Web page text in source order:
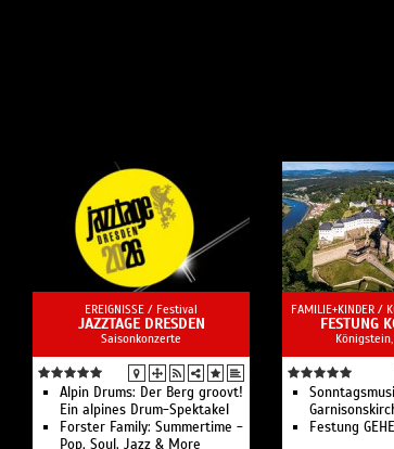
EREIGNISSE / Festival
JAZZTAGE DRESDEN
Saisonkonzerte
Alpin Drums: Der Berg groovt!
Ein alpines Drum-Spektakel
Forster Family: Summertime -
Pop, Soul, Jazz & More
FAMILIE+KINDER /
FESTUNG
Festung